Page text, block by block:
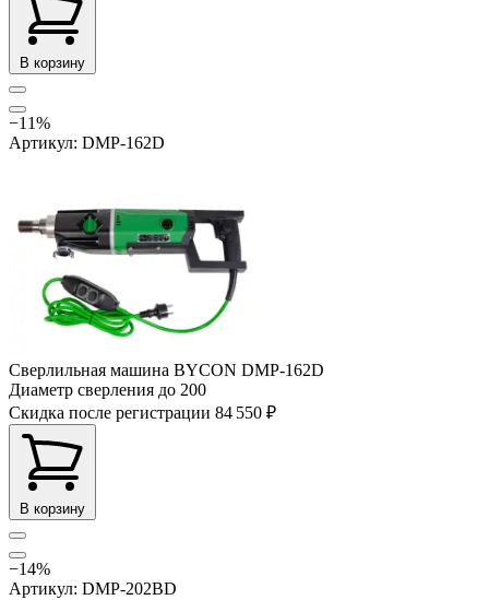
В корзину
−11%
Артикул: DMP-162D
Сверлильная машина BYCON DMP-162D
Диаметр сверления до 200
Скидка после регистрации 84 550 ₽
В корзину
−14%
Артикул: DMP-202BD